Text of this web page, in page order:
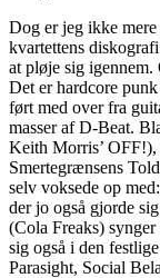
Dog er jeg ikke
kvartettens
at pløje sig igennem.
Det er hardcore
ført med over fra
masser af D-Beat.
Keith Morris’ OFF!),
Smertegrænsens
selv voksede op
der jo også gjorde
(Cola Freaks)
sig også i den
Parasight, Social